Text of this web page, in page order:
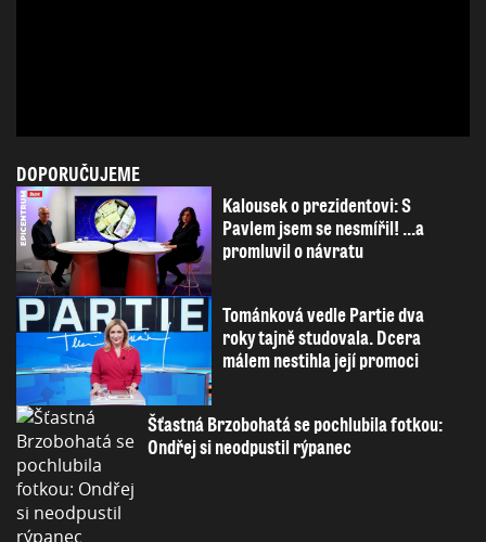
DOPORUČUJEME
Kalousek o prezidentovi: S
Pavlem jsem se nesmířil! ...a
promluvil o návratu
Tománková vedle Partie dva
roky tajně studovala. Dcera
málem nestihla její promoci
Šťastná Brzobohatá se pochlubila fotkou:
Ondřej si neodpustil rýpanec